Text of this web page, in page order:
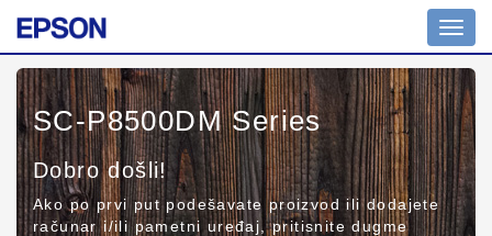
SC-P8500DM Series
Dobro došli!
Ako po prvi put podešavate proizvod ili dodajete
računar i/ili pametni uređaj, pritisnite dugme